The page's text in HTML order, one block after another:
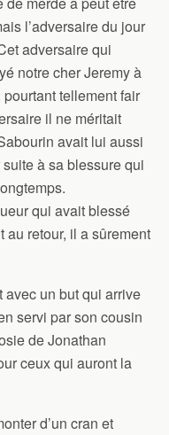
l’adversaire du jour
adversaire qui
notre cher Jeremy à
tellement fair
il ne méritait
avait lui aussi
à sa blessure qui
qui avait blessé
au retour, il a sûrement
avec un but qui arrive
servi par son cousin
de Jonathan
ceux qui auront la
d’un cran et